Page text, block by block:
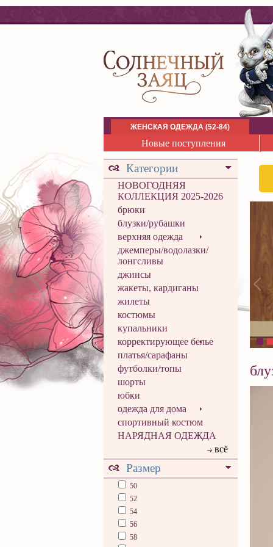
ЖЕНСКАЯ ОДЕЖДА (52-84)
Новые поступления
Категории
НОВОГОДНЯЯ
КОЛЛЕКЦИЯ 2025-2026
брюки
блузки/рубашки
верхняя одежда
джемперы/водолазки/
лонгсливы
джинсы
жакеты, кардиганы
жилеты
костюмы
купальники
корректирующее белье
платья/сарафаны
футболки/топы
шорты
юбки
одежда для дома
спортивный костюм
НАРЯДНАЯ ОДЕЖДА
всё
Размер
50
52
54
56
58